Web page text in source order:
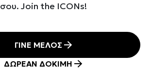
σου. Join the ICONs!
ΓΙΝΕ ΜΕΛΟΣ
ΔΩΡΕΑΝ ΔΟΚΙΜΗ